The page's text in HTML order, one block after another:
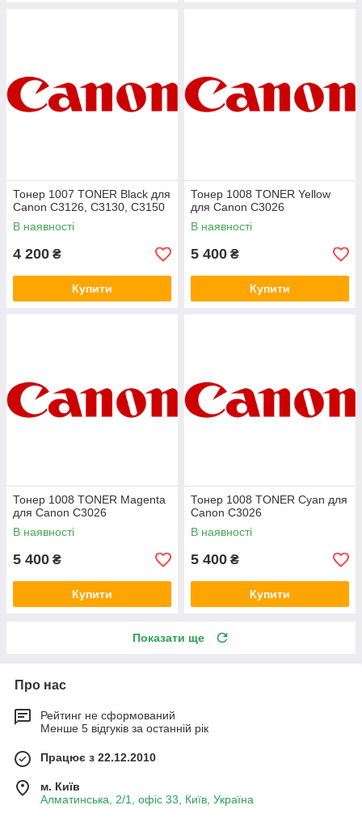
Тонер 1007 TONER Black для
Canon C3126, C3130, C3150
В наявності
4 200 ₴
Купити
Тонер 1008 TONER Yellow
для Canon C3026
В наявності
5 400 ₴
Купити
Тонер 1008 TONER Magenta
для Canon C3026
В наявності
5 400 ₴
Купити
Тонер 1008 TONER Cyan для
Canon C3026
В наявності
5 400 ₴
Купити
Показати ще
Про нас
Рейтинг не сформований
Менше 5 відгуків за останній рік
Працює з 22.12.2010
м. Київ
Алматинська, 2/1, офіс 33, Київ, Україна